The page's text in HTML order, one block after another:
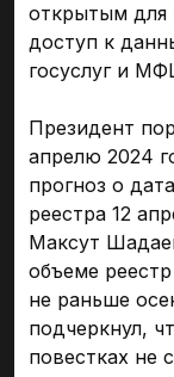
открытым для
доступ к
госуслуг и
Президент
апрелю 2024
прогноз о
реестра 12
Максут
объеме
не раньше
подчеркнул,
повестках не